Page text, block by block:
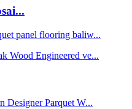
panel flooring baliw...
Designer Parquet W...